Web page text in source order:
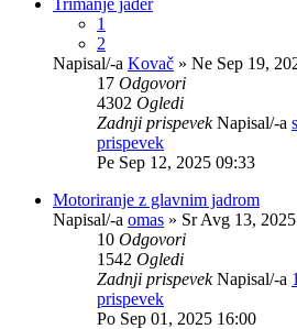
1
2
Napisal/-a Kovač » Ne Sep 19,
17 Odgovori
4302 Ogledi
Zadnji prispevekNapisal/-a
prispevek
Pe Sep 12, 2025 09:33
Motoriranje z glavnim jadrom
Napisal/-a omas » Sr Avg 13,
10 Odgovori
1542 Ogledi
Zadnji prispevekNapisal/-a
prispevek
Po Sep 01, 2025 16:00